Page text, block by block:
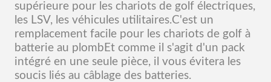
supérieure pour les chariots de golf électriques,
les LSV, les véhicules utilitaires.C'est un
remplacement facile pour les chariots de golf à
batterie au plombEt comme il s'agit d'un pack
intégré en une seule pièce, il vous évitera les
soucis liés au câblage des batteries.